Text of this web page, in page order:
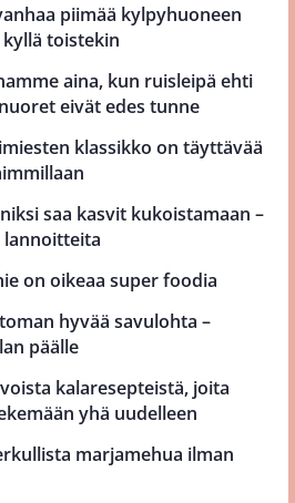
piimää kylpyhuoneen
kyllä toistekin
aina, kun ruisleipä ehti
eivät edes tunne
klassikko on täyttävää
saa kasvit kukoistamaan –
on oikeaa super foodia
hyvää savulohta –
päälle
kalaresepteistä, joita
yhä uudelleen
marjamehua ilman